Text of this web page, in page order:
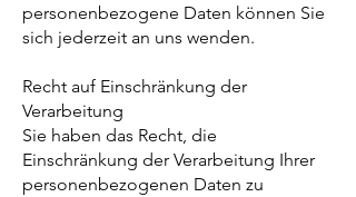
personenbezogene Daten können Sie
sich jederzeit an uns wenden.
Recht auf Einschränkung der
Verarbeitung
Sie haben das Recht, die
Einschränkung der Verarbeitung Ihrer
personenbezogenen Daten zu